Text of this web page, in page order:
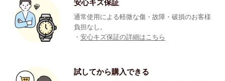
安心キズ保証
通常使用による軽微な傷・故障・破損のお客様
負担なし。
・安心キズ保証の詳細はこちら
試してから購入できる